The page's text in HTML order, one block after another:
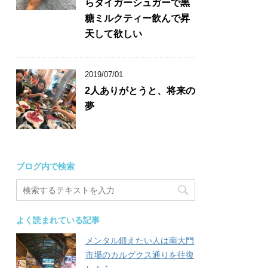
らタイガーシュガーで黒
糖ミルクティー飲んで昇
天して欲しい
2019/07/01
2人ありがとうと、将来の
夢
ブログ内で検索
よく読まれている記事
メンタル鍛えたい人は南大門
市場のカルグクス通りを往復